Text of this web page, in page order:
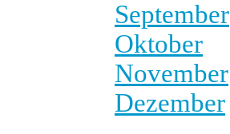
September
Oktober
November
Dezember